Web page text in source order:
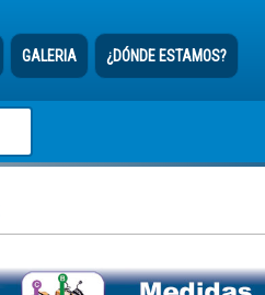
GALERIA ¿DÓNDE ESTAMOS?